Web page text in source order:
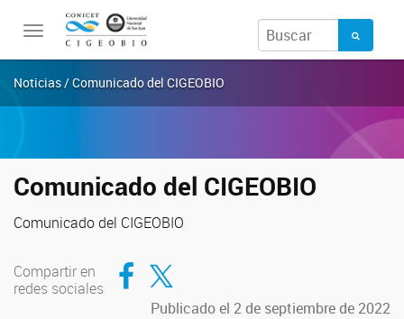
Toggle
navigation
Noticias / Comunicado del CIGEOBIO
Comunicado del CIGEOBIO
Comunicado del CIGEOBIO
Compartir en
redes sociales
Compartir en Facebook
Compartir en Twitter
Publicado el 2 de septiembre de 2022